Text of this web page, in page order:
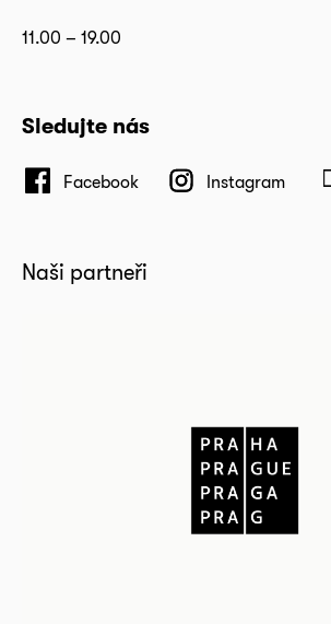
11.00 – 19.00
Sledujte nás
Facebook Instagram
Naši partneři